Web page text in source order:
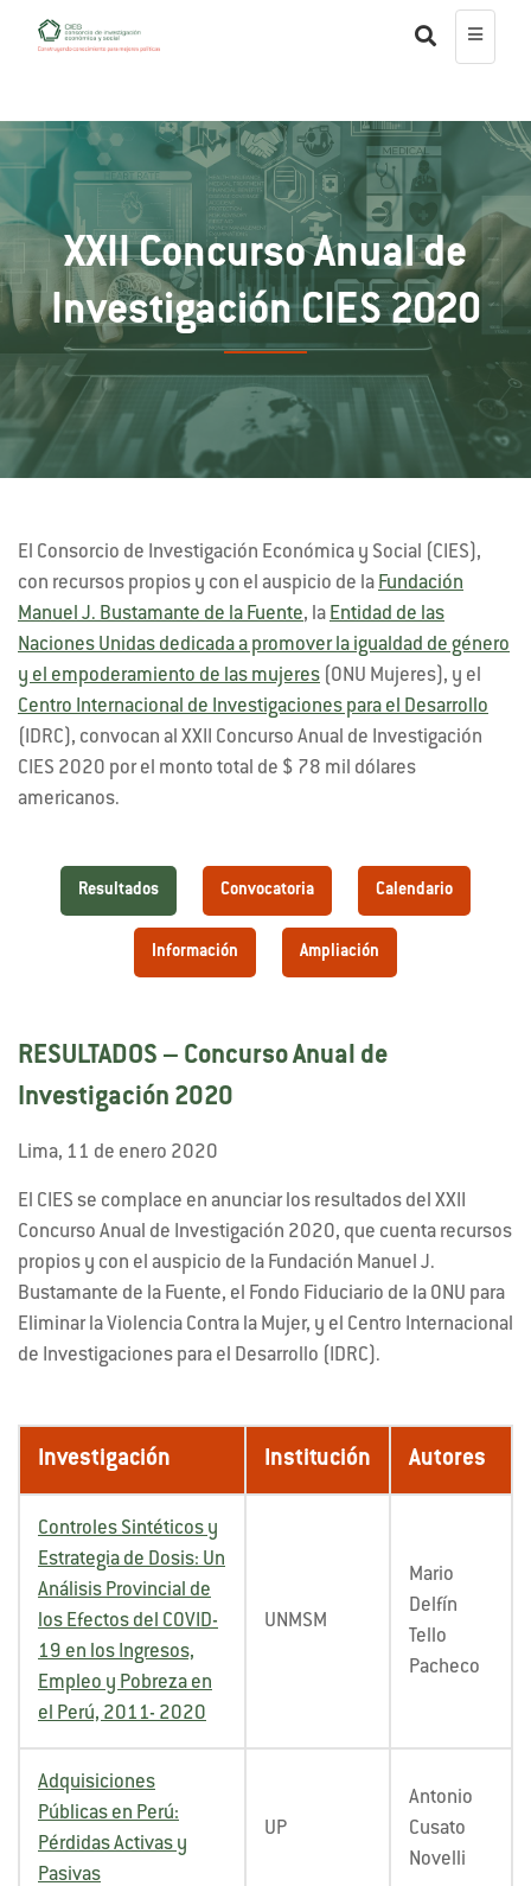
XXII Concurso Anual de
Investigación CIES 2020
El Consorcio de Investigación Económica y Social (CIES),
con recursos propios y con el auspicio de la Fundación
Manuel J. Bustamante de la Fuente, la Entidad de las
Naciones Unidas dedicada a promover la igualdad de género
y el empoderamiento de las mujeres (ONU Mujeres), y el
Centro Internacional de Investigaciones para el Desarrollo
(IDRC), convocan al XXII Concurso Anual de Investigación
CIES 2020 por el monto total de $ 78 mil dólares
americanos.
Resultados Convocatoria Calendario
Información Ampliación
RESULTADOS – Concurso Anual de
Investigación 2020
Lima, 11 de enero 2020
El CIES se complace en anunciar los resultados del XXII
Concurso Anual de Investigación 2020, que cuenta recursos
propios y con el auspicio de la Fundación Manuel J.
Bustamante de la Fuente, el Fondo Fiduciario de la ONU para
Eliminar la Violencia Contra la Mujer, y el Centro Internacional
de Investigaciones para el Desarrollo (IDRC).
Investigación Institución Autores
Controles Sintéticos y
Estrategia de Dosis: Un
Análisis Provincial de
los Efectos del COVID-
19 en los Ingresos,
Empleo y Pobreza en
el Perú, 2011- 2020
UNMSM
Mario
Delfín
Tello
Pacheco
Adquisiciones
Públicas en Perú:
Pérdidas Activas y
Pasivas
UP
Antonio
Cusato
Novelli